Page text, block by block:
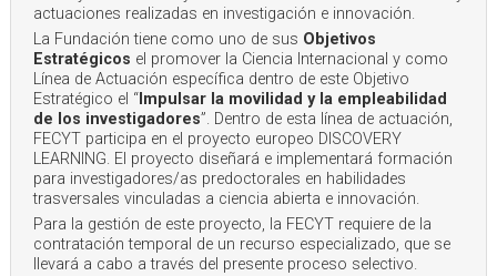
actuaciones realizadas en investigación e innovación.
La Fundación tiene como uno de sus Objetivos
Estratégicos el promover la Ciencia Internacional y como
Línea de Actuación específica dentro de este Objetivo
Estratégico el “Impulsar la movilidad y la empleabilidad
de los investigadores”. Dentro de esta línea de actuación,
FECYT participa en el proyecto europeo DISCOVERY
LEARNING. El proyecto diseñará e implementará formación
para investigadores/as predoctorales en habilidades
trasversales vinculadas a ciencia abierta e innovación.
Para la gestión de este proyecto, la FECYT requiere de la
contratación temporal de un recurso especializado, que se
llevará a cabo a través del presente proceso selectivo.